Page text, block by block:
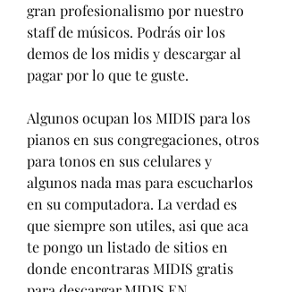
gran profesionalismo por nuestro
staff de músicos. Podrás oir los
demos de los midis y descargar al
pagar por lo que te guste.
Algunos ocupan los MIDIS para los
pianos en sus congregaciones, otros
para tonos en sus celulares y
algunos nada mas para escucharlos
en su computadora. La verdad es
que siempre son utiles, asi que aca
te pongo un listado de sitios en
donde encontraras MIDIS gratis